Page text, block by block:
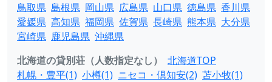
鳥取県 島根県 岡山県 広島県 山口県 徳島県 香川県
愛媛県 高知県 福岡県 佐賀県 長崎県 熊本県 大分県
宮崎県 鹿児島県 沖縄県
北海道の貸別荘（人数指定なし）
北海道TOP
札幌・豊平(1) 小樽(1) ニセコ・倶知安(2) 苫小牧(1)